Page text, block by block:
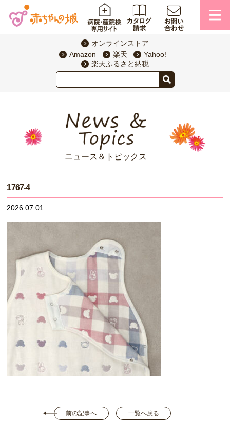
オンラインストア
Amazon
楽天
Yahoo!
楽天ふるさと納税
ニュース＆トピックス
1767-4
2026.07.01
前の記事へ 一覧へ戻る